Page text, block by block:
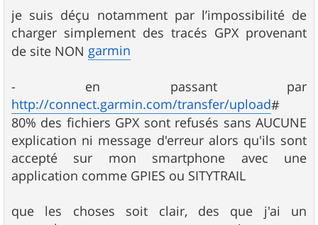
je suis déçu notamment par l’impossibilité de
charger simplement des tracés GPX provenant
de site NON garmin
- en passant par
http://connect.garmin.com/transfer/upload#
80% des fichiers GPX sont refusés sans AUCUNE
explication ni message d'erreur alors qu'ils sont
accepté sur mon smartphone avec une
application comme GPIES ou SITYTRAIL
que les choses soit clair, des que j'ai un